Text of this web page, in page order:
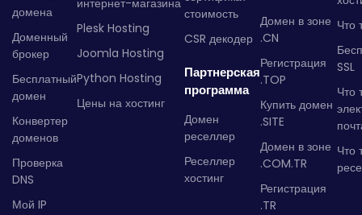
домена
Доменный
брокер
Бесплатный
домен
Конвертер
доменов
Проверка
DNS
Мой IP
интернет-магазина
Plesk Hosting
Joomla Hosting
Python Hosting
Цены на хостинг
стоимость
CSR декодер
Партнерская
программа
Домен
реселлер
Реселлер
хостинг
Домен в зоне
.CN
Регистрация
.TOP
Купить домен
.SITE
Домен в зоне
.COM.TR
Регистрация
.TR
Что
SSL
Что
Что